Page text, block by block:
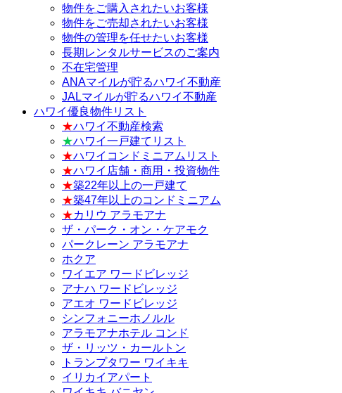
物件をご購入されたいお客様
物件をご売却されたいお客様
物件の管理を任せたいお客様
長期レンタルサービスのご案内
不在宅管理
ANAマイルが貯るハワイ不動産
JALマイルが貯るハワイ不動産
ハワイ優良物件リスト
★ハワイ不動産検索
★ハワイ一戸建てリスト
★ハワイコンドミニアムリスト
★ハワイ店舗・商用・投資物件
★築22年以上の一戸建て
★築47年以上のコンドミニアム
★カリウ アラモアナ
ザ・パーク・オン・ケアモク
パークレーン アラモアナ
ホクア
ワイエア ワードビレッジ
アナハ ワードビレッジ
アエオ ワードビレッジ
シンフォニーホノルル
アラモアナホテル コンド
ザ・リッツ・カールトン
トランプタワー ワイキキ
イリカイアパート